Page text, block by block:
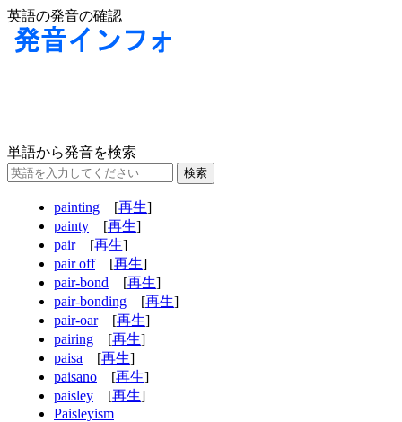
英語の発音の確認
単語から発音を検索
painting [再生]
painty [再生]
pair[再生]
pair off[再生]
pair-bond [再生]
pair-bonding [再生]
pair-oar[再生]
pairing [再生]
paisa [再生]
paisano [再生]
paisley [再生]
Paisleyism